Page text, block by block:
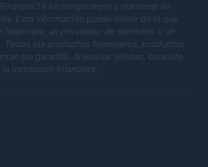
se compromete a mantener su
Esta información puede diferir de lo que
financiera, un proveedor de servicios o un
los productos financieros, productos
sin garantía. Al evaluar ofertas, consulte
institución financiera.